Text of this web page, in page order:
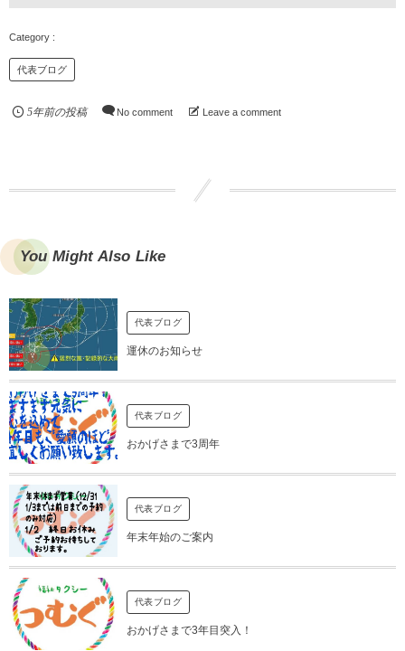
代表ブログ
5年前の投稿 No comment Leave a comment
You Might Also Like
代表ブログ
運休のお知らせ
代表ブログ
おかげさまで3周年
代表ブログ
年末年始のご案内
代表ブログ
おかげさまで3年目突入！